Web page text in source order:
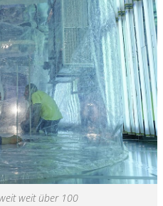
weit über 100